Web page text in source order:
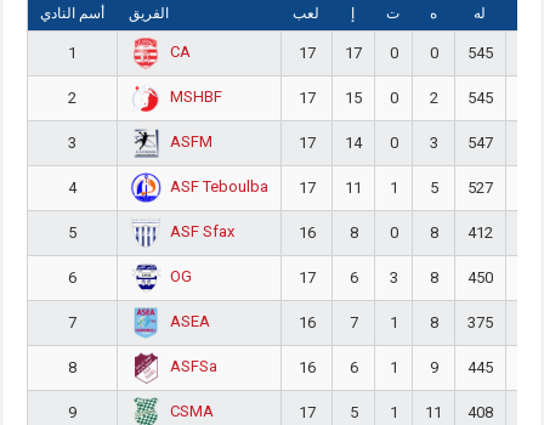
أسم النادي الفريق لعب إ ت ه له
1 CA 17 17 0 0 545
2 MSHBF 17 15 0 2 545
3 ASFM 17 14 0 3 547
4 ASF Teboulba 17 11 1 5 527
5 ASF Sfax 16 8 0 8 412
6 OG 17 6 3 8 450
7 ASEA 16 7 1 8 375
8 ASFSa 16 6 1 9 445
9 CSMA 17 5 1 11 408